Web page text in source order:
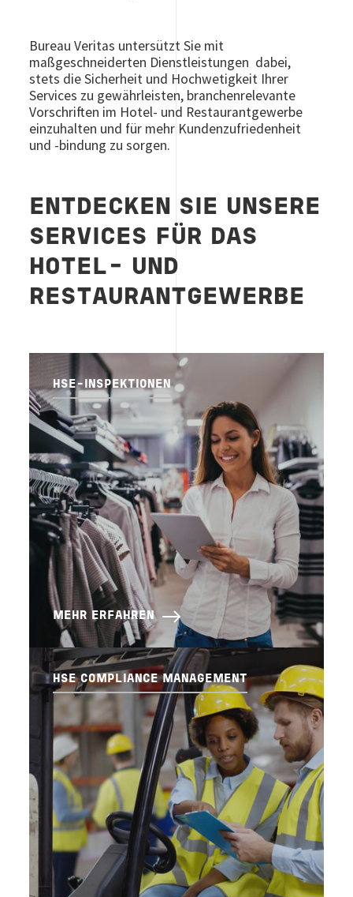
Bureau Veritas untersützt Sie mit
maßgeschneiderten Dienstleistungen dabei,
stets die Sicherheit und Hochwetigkeit Ihrer
Services zu gewährleisten, branchenrelevante
Vorschriften im Hotel- und Restaurantgewerbe
einzuhalten und für mehr Kundenzufriedenheit
und -bindung zu sorgen.
ENTDECKEN SIE UNSERE
SERVICES FÜR DAS
HOTEL- UND
RESTAURANTGEWERBE
HSE-INSPEKTIONEN
MEHR ERFAHREN
HSE COMPLIANCE MANAGEMENT